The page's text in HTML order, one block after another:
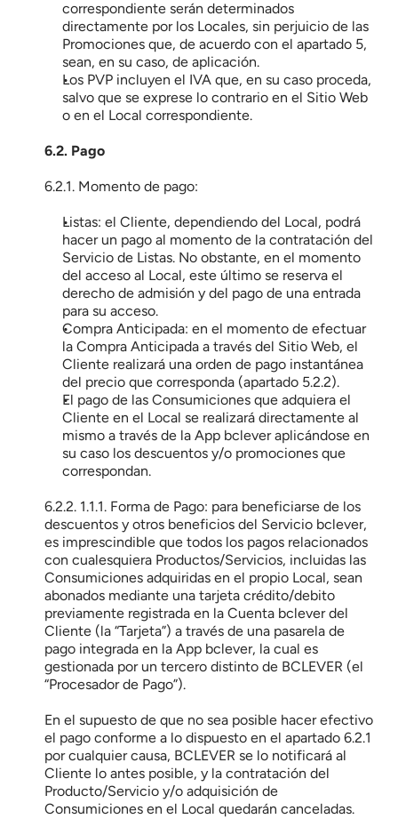
correspondiente serán determinados
directamente por los Locales, sin perjuicio de las
Promociones que, de acuerdo con el apartado 5,
sean, en su caso, de aplicación.
Los PVP incluyen el IVA que, en su caso proceda,
salvo que se exprese lo contrario en el Sitio Web
o en el Local correspondiente.
6.2. Pago
6.2.1. Momento de pago:
Listas: el Cliente, dependiendo del Local, podrá
hacer un pago al momento de la contratación del
Servicio de Listas. No obstante, en el momento
del acceso al Local, este último se reserva el
derecho de admisión y del pago de una entrada
para su acceso.
Compra Anticipada: en el momento de efectuar
la Compra Anticipada a través del Sitio Web, el
Cliente realizará una orden de pago instantánea
del precio que corresponda (apartado 5.2.2).
El pago de las Consumiciones que adquiera el
Cliente en el Local se realizará directamente al
mismo a través de la App bclever aplicándose en
su caso los descuentos y/o promociones que
correspondan.
6.2.2. 1.1.1. Forma de Pago: para beneficiarse de los
descuentos y otros beneficios del Servicio bclever,
es imprescindible que todos los pagos relacionados
con cualesquiera Productos/Servicios, incluidas las
Consumiciones adquiridas en el propio Local, sean
abonados mediante una tarjeta crédito/debito
previamente registrada en la Cuenta bclever del
Cliente (la “Tarjeta”) a través de una pasarela de
pago integrada en la App bclever, la cual es
gestionada por un tercero distinto de BCLEVER (el
“Procesador de Pago”).
En el supuesto de que no sea posible hacer efectivo
el pago conforme a lo dispuesto en el apartado 6.2.1
por cualquier causa, BCLEVER se lo notificará al
Cliente lo antes posible, y la contratación del
Producto/Servicio y/o adquisición de
Consumiciones en el Local quedarán canceladas.